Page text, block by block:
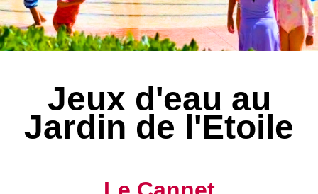
Jeux d'eau au
Jardin de l'Etoile